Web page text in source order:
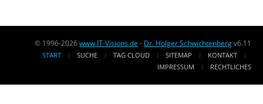
© 1996-2026www.IT-Visions.de - Dr. Holger Schwichtenbergv6.11
START SUCHE TAG CLOUD SITEMAP
KONTAKT
IMPRESSUM
RECHTLICHES